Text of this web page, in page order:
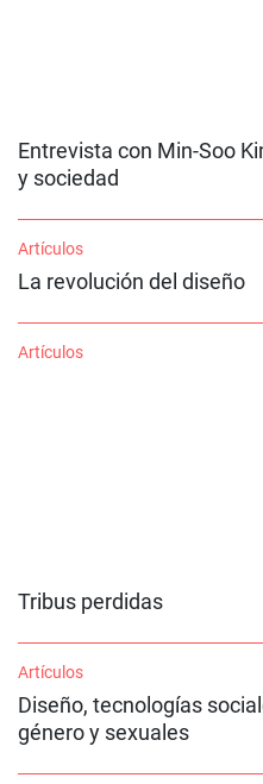
Entrevista con Min-Soo
y sociedad
Artículos
La revolución del diseño
Artículos
Tribus perdidas
Artículos
Diseño, tecnologías
género y sexuales